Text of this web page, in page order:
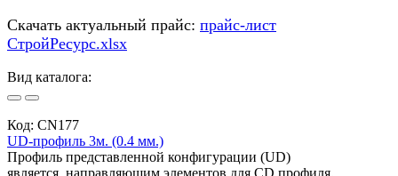
Скачать актуальный прайс: прайс-лист
СтройРесурс.xlsx
Вид каталога:
Код: CN177
UD-профиль 3м. (0.4 мм.)
Профиль представленной конфигурации (UD)
является направляющим элементов для CD профиля.